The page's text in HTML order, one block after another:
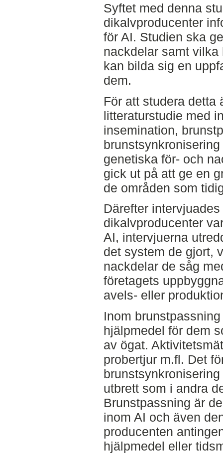
Syftet med denna
dikalvproducenter
för AI. Studien ska
nackdelar samt
kan bilda sig en
dem.
För att studera detta
litteraturstudie med
insemination,
genetiska för- och
gick ut på att ge en
de områden som
Därefter
dikalvproducenter
AI, intervjuerna
det system de gjort,
nackdelar de såg
företagets
avels- eller
Inom
hjälpmedel för dem
av ögat.
probertjur m.fl. Det
utbrett som i andra
Brunstpassning är
inom AI och även
producenten
hjälpmedel eller